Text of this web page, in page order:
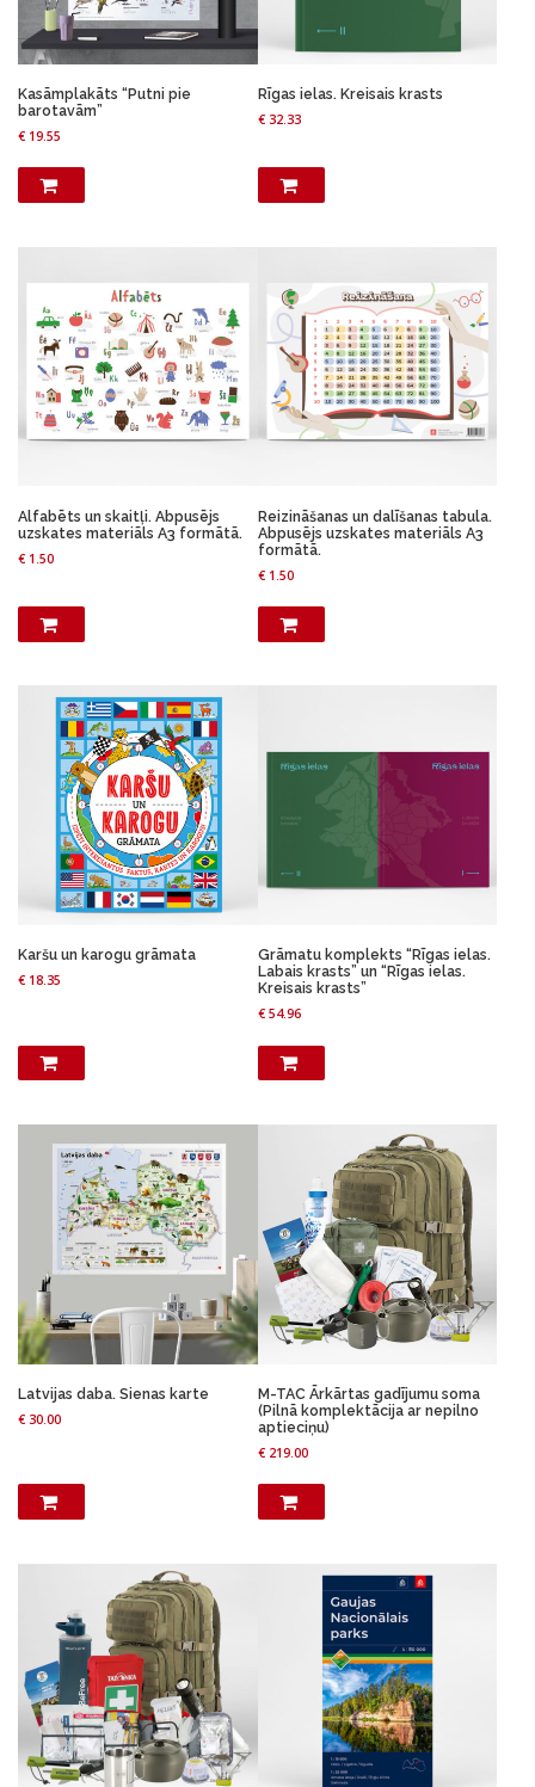
Kasāmplakāts “Putni pie
barotavām”
€ 19.55
Rīgas ielas. Kreisais krasts
€32.33
Alfabēts un skaitļi. Abpusējs
uzskates materiāls A3 formātā.
€ 1.50
Reizināšanas un dalīšanas tabula.
Abpusējs uzskates materiāls A3
formātā.
€1.50
Karšu un karogu grāmata
€ 18.35
Grāmatu komplekts “Rīgas ielas.
Labais krasts” un “Rīgas ielas.
Kreisais krasts”
€54.96
Latvijas daba. Sienas karte
€ 30.00
M-TAC Ārkārtas gadījumu soma
(Pilnā komplektācija ar nepilno
aptieciņu)
€219.00